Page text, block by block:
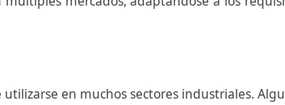
utilizarse en muchos sectores industriales.